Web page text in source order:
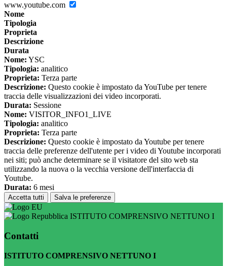
www.youtube.com
Nome
Tipologia
Proprieta
Descrizione
Durata
Nome: YSC
Tipologia: analitico
Proprieta: Terza parte
Descrizione: Questo cookie è impostato da YouTube per tenere
traccia delle visualizzazioni dei video incorporati.
Durata: Sessione
Nome: VISITOR_INFO1_LIVE
Tipologia: analitico
Proprieta: Terza parte
Descrizione: Questo cookie è impostato da Youtube per tenere
traccia delle preferenze dell'utente per i video di Youtube incorporati
nei siti; può anche determinare se il visitatore del sito web sta
utilizzando la nuova o la vecchia versione dell'interfaccia di
Youtube.
Durata: 6 mesi
Accetta tutti Salva le preferenze
ISTITUTO COMPRENSIVO NETTUNO I
Contatti
ISTITUTO COMPRENSIVO NETTUNO I